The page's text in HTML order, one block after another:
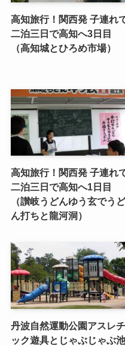
高知旅行！関西発 子連れ
二泊三日で高知へ3日目
（高知城とひろめ市場）
高知旅行！関西発 子連れ
二泊三日で高知へ1日目
（讃岐うどんゆう玄でうど
ん打ちと龍河洞）
丹波自然運動公園アスレチ
ック遊具とじゃぶじゃぶ池